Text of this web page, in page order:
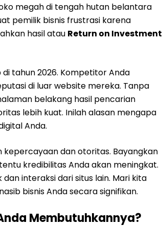
megah di tengah hutan belantara
pemilik bisnis frustrasi karena
hasil atau Return on Investment
tahun 2026. Kompetitor Anda
di luar website mereka. Tanpa
belakang hasil pencarian
lebih kuat. Inilah alasan mengapa
Anda.
kepercayaan dan otoritas. Bayangkan
kredibilitas Anda akan meningkat.
interaksi dari situs lain. Mari kita
bisnis Anda secara signifikan.
Membutuhkannya?